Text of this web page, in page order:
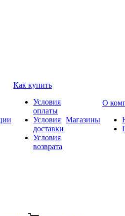
Как купить
Условия
оплаты
Условия
доставки
Условия
возврата
Магазины
О